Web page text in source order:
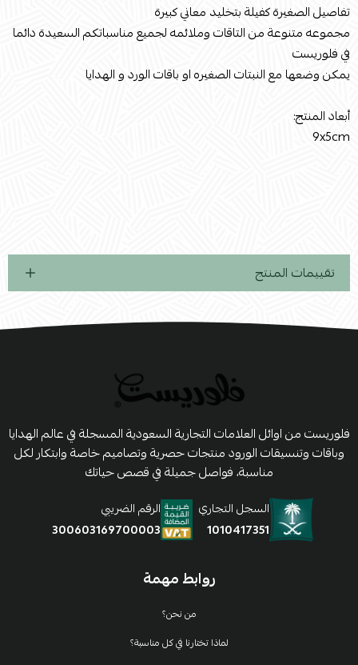
تفاصيل الصغيرة كفيلة بتخليد معاني كبيرة
مجموعه متنوعة من التاقات وملائمه لجميع مناسباتكم السعيدة دائما
في فلوريست
يمكن وضعها مع النبتات الصغيره او باقات الورد و الهدايا
أبعاد المنتج:
9x5cm
تقييمات المنتج
روابط مهمة
من نحن؟
لماذا تختارنا في كل مناسبة؟
فلوريست من اوائل العلامات التجارية السعودية المسجلة في عالم الهدايا
وباقات وتنسيقات الورود منتجات حصرية وتصاميم خاصة وابتكار لكل
مناسبة، فواصل جميلة في قصص حياتك
السجل التجاري
1010417351
الرقم الضريبي
300603169700003